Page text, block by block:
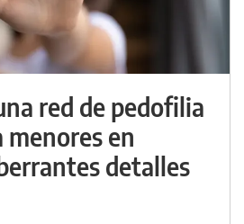
red de pedofilia
menores en
detalles